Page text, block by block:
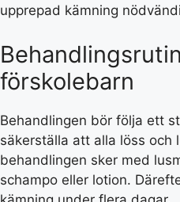
upprepad kämning
förskolebarn
Behandlingen bör följa ett
säkerställa att alla löss och
behandlingen sker med
schampo eller lotion.